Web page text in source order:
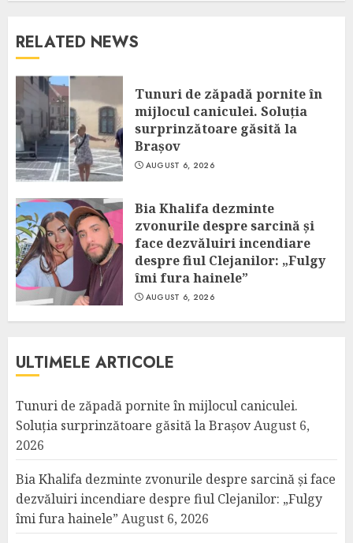
RELATED NEWS
Tunuri de zăpadă pornite în
mijlocul caniculei. Soluția
surprinzătoare găsită la
Brașov
AUGUST 6, 2026
Bia Khalifa dezminte
zvonurile despre sarcină și
face dezvăluiri incendiare
despre fiul Clejanilor: „Fulgy
îmi fura hainele”
AUGUST 6, 2026
ULTIMELE ARTICOLE
Tunuri de zăpadă pornite în mijlocul caniculei.
Soluția surprinzătoare găsită la BrașovAugust 6,
2026
Bia Khalifa dezminte zvonurile despre sarcină și face
dezvăluiri incendiare despre fiul Clejanilor: „Fulgy
îmi fura hainele” August 6, 2026